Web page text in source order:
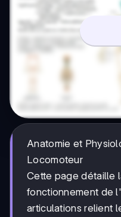
Anatomie et
Locomoteur
Cette page détaille
fonctionnement de
articulations relient